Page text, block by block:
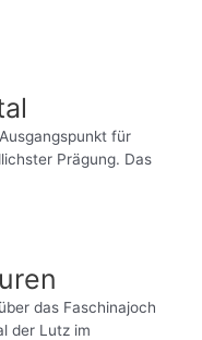
für
Prägung. Das
das Faschinajoch
der Lutz im